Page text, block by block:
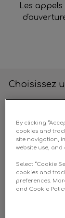
Les
Choisissez
CV
By clicking
cookies and
site navigation,
website use,
Select “Cookie
cookies and
preferences.
and Cookie